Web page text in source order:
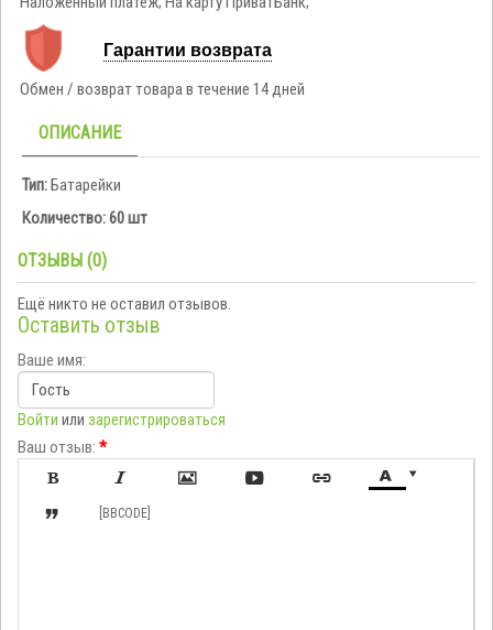
Гарантии возврата
Обмен / возврат товара в течение 14 дней
ОПИСАНИЕ
Тип:Батарейки
Количество: 60 шт
ОТЗЫВЫ (0)
Ещё никто не оставил отзывов.
Оставить отзыв
Ваше имя:
Войти или зарегистрироваться
Ваш отзыв: *

     
 [BBCODE]